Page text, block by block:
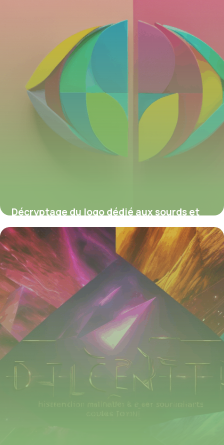
Décryptage du logo dédié aux sourds et
malentendants : identité, symbolique et
impact sociétal
4 juillet 2025